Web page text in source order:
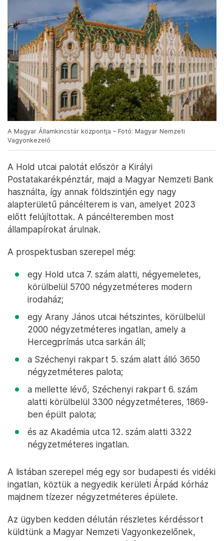
A Magyar Államkincstár központja – Fotó: Magyar Nemzeti
Vagyonkezelő
A Hold utcai palotát először a Királyi
Postatakarékpénztár, majd a Magyar Nemzeti Bank
használta, így annak földszintjén egy nagy
alapterületű páncélterem is van, amelyet 2023
előtt felújítottak. A páncélteremben most
állampapírokat árulnak.
A prospektusban szerepel még:
egy Hold utca 7. szám alatti, négyemeletes,
körülbelül 5700 négyzetméteres modern
irodaház;
egy Arany János utcai hétszintes, körülbelül
2000 négyzetméteres ingatlan, amely a
Hercegprímás utca sarkán áll;
a Széchenyi rakpart 5. szám alatt álló 3650
négyzetméteres palota;
a mellette lévő, Széchenyi rakpart 6. szám
alatti körülbelül 3300 négyzetméteres, 1869-
ben épült palota;
és az Akadémia utca 12. szám alatti 3322
négyzetméteres ingatlan.
A listában szerepel még egy sor budapesti és vidéki
ingatlan, köztük a negyedik kerületi Árpád kórház
majdnem tízezer négyzetméteres épülete.
Az ügyben kedden délután részletes kérdéssort
küldtünk a Magyar Nemzeti Vagyonkezelőnek,